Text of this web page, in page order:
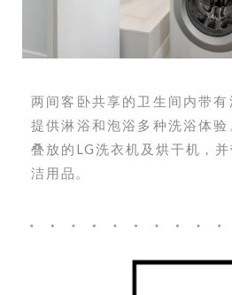
两间客卧共享的卫生间内带
提供淋浴和泡浴多种洗浴体
叠放的LG洗衣机及烘干机，
洁用品。